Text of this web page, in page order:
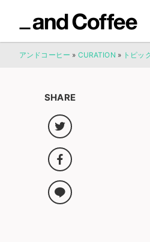
アンドコーヒー » CURATION » トピッ
SHARE